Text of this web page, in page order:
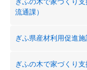
ぎふの木で家づくり
流通課）
ぎふ県産材利用促進
ぎふの木で家づくり